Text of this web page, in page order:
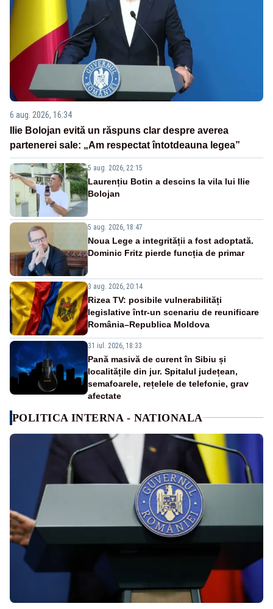
6 aug. 2026, 16:34
Ilie Bolojan evită un răspuns clar despre averea
partenerei sale: „Am respectat întotdeauna legea”
5 aug. 2026, 22:15
Laurențiu Botin a descins la vila lui Ilie
Bolojan
5 aug. 2026, 18:47
Noua Lege a integrității a fost adoptată.
Dominic Fritz pierde funcția de primar
3 aug. 2026, 20:14
Rizea TV: posibile vulnerabilități
legislative într-un scenariu de reunificare
România–Republica Moldova
31 iul. 2026, 18:33
Pană masivă de curent în Sibiu și
localitățile din jur. Spitalul județean,
semafoarele, rețelele de telefonie, grav
afectate
POLITICA INTERNA - NATIONALA